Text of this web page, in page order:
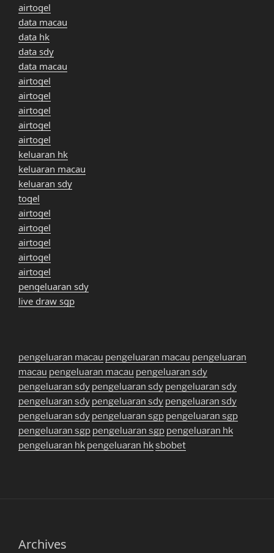
airtogel
data macau
data hk
data sdy
data macau
airtogel
airtogel
airtogel
airtogel
airtogel
keluaran hk
keluaran macau
keluaran sdy
togel
airtogel
airtogel
airtogel
airtogel
airtogel
pengeluaran sdy
live draw sgp
pengeluaran macau pengeluaran macau pengeluaran
macau pengeluaran macau pengeluaran sdy
pengeluaran sdy pengeluaran sdy pengeluaran sdy
pengeluaran sdy pengeluaran sdy pengeluaran sdy
pengeluaran sdy pengeluaran sgp pengeluaran sgp
pengeluaran sgp pengeluaran sgp pengeluaran hk
pengeluaran hk pengeluaran hksbobet
Archives